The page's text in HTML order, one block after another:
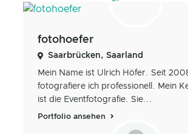
fotohoefer
Saarbrücken, Saarland
Mein Name ist Ulrich Höfer. Seit
fotografiere ich professionell. Mein
ist die Eventfotografie. Sie...
Portfolio ansehen